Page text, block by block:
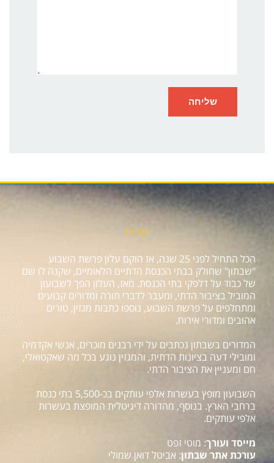
אודות
הכל התחיל לפני 25 שנה, אז הוקם עלון פרשת השבוע
"שבתון" שחולק בבתי הכנסת הדתיים הלאומיים, שקנה לו שם
של כבוד על דלפקי בתי הכנסת. מאז, העלון הפך לשבועון
המוביל בציבור הדתי, ומעבר לדברי תורה ומדורים קבועים
ומתחלפים על פרשת השבוע, נוספו כתבות מגזין, טורים
אהובים ומדורי אירוח.
המדורים בשבתון נכתבים על ידי רבנים מוכרים, אנשי אקדמיה
ומובילי דעה בציונות הדתית, והמגזין נוגע בכל מה שאקטואלי,
חם ומעניין את הציבור הדתי.
השבועון מופץ בעשרות אלפי עותקים בכ-5,500 בתי כנסת
ברחבי הארץ. בנוסף, מהדורה דיגיטלית המופצת בעשרות
אלפי עותקים.
מייסד ועורך: מוטי זפט
עורכת אתר שבתון: אביטל דואן שמולי